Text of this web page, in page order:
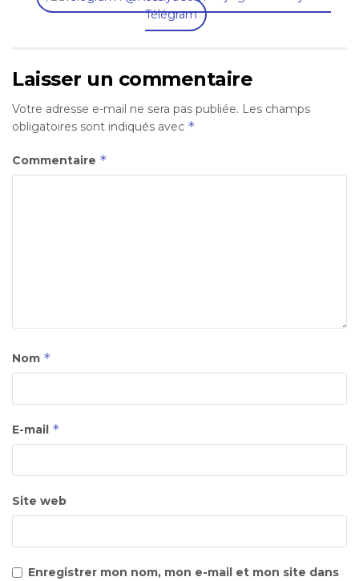
Télégram
Laisser un commentaire
Votre adresse e-mail ne sera pas publiée. Les champs
obligatoires sont indiqués avec *
Commentaire *
Nom *
E-mail *
Site web
Enregistrer mon nom, mon e-mail et mon site dans